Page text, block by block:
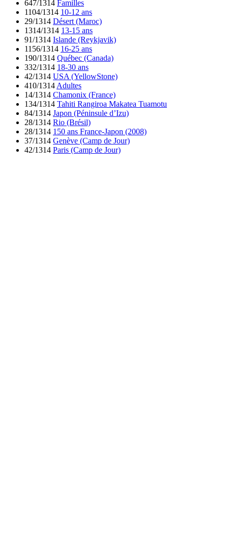
647/1314 Familles
1104/1314 10-12 ans
29/1314 Désert (Maroc)
1314/1314 13-15 ans
91/1314 Islande (Reykjavik)
1156/1314 16-25 ans
190/1314 Québec (Canada)
332/1314 18-30 ans
42/1314 USA (YellowStone)
410/1314 Adultes
14/1314 Chamonix (France)
134/1314 Tahiti Rangiroa Makatea Tuamotu
84/1314 Japon (Péninsule d’Izu)
28/1314 Rio (Brésil)
28/1314 150 ans France-Japon (2008)
37/1314 Genève (Camp de Jour)
42/1314 Paris (Camp de Jour)